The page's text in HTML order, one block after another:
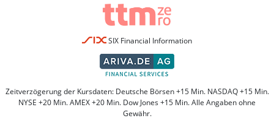
SIX Financial Information
Zeitverzögerung der Kursdaten: Deutsche Börsen +15 Min. NASDAQ +15 Min.
NYSE +20 Min. AMEX +20 Min. Dow Jones +15 Min. Alle Angaben ohne
Gewähr.